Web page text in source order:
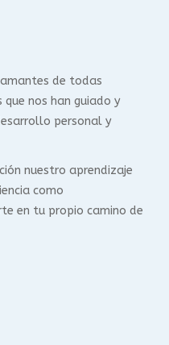
de todas
nos han guiado y
personal y
nuestro aprendizaje
como
en tu propio camino de